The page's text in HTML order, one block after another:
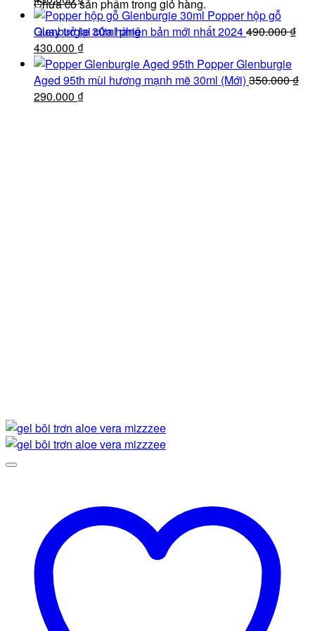
Chưa có sản phẩm trong giỏ hàng.
Quay trở lại cửa hàng
100.000 ₫.
gốc
là:
490.000 ₫.
hiện
tại
là:
430.000 ₫.
Popper hộp gỗ
Glenburgie 30ml phiên bản mới nhất 2024490.000₫
Giá
gốc
là:
490.000 ₫.
430.000 ₫Giá
hiện
tại
là:
Popper Glenburgie
Aged 95th mùi hương mạnh mẽ 30ml (Mới) 350.000₫
Giá
290.000 ₫Giá